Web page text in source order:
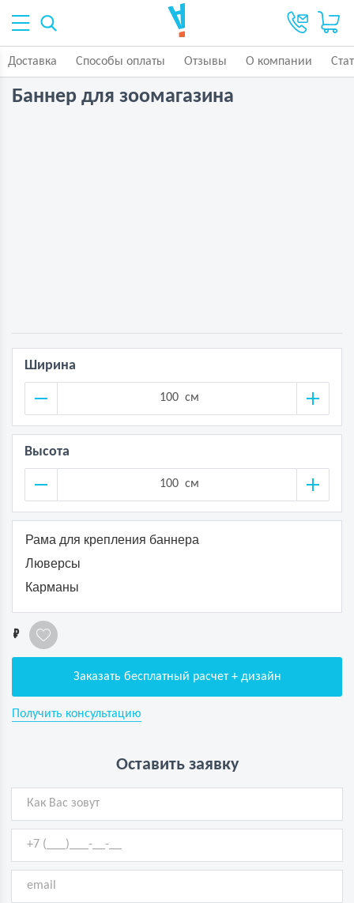
Доставка Способы оплаты Отзывы О компании
Баннер для зоомагазина
Ширина
см
Высота
см
Рама для крепления баннера
Люверсы
Карманы
1
Заказать бесплатный расчет + дизайн
Получить консультацию
Оставить заявку